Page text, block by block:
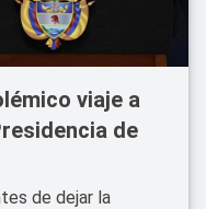
viaje a
de
de dejar la